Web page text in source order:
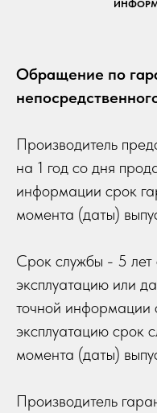
Обращение по
Производитель
на 1 год со дня
информации срок
момента (даты)
Срок службы - 5 лет
эксплуатацию или
точной информации
эксплуатацию срок
момента (даты)
Производитель